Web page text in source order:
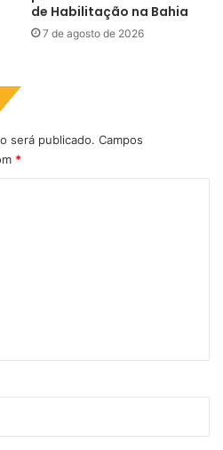
de Habilitação na Bahia
7 de agosto de 2026
será publicado. Campos
*